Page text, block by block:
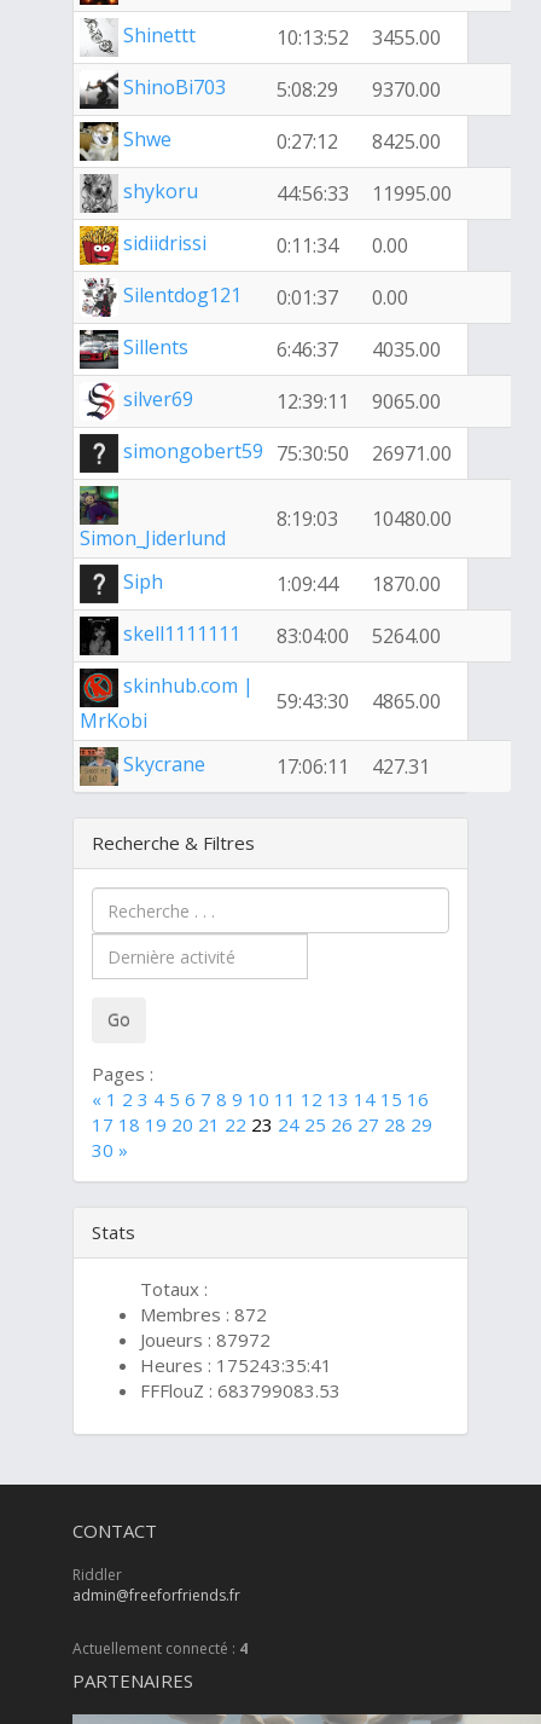
Shinettt
10:13:52
3455.00
ShinoBi703
5:08:29
9370.00
Shwe
0:27:12
8425.00
shykoru
44:56:33
11995.00
sidiidrissi
0:11:34
0.00
Silentdog121
0:01:37
0.00
Sillents
6:46:37
4035.00
silver69
12:39:11
9065.00
simongobert59 75:30:50 26971.00
Simon_Jiderlund
8:19:03 10480.00
Siph 1:09:44
1870.00
skell1111111
83:04:00
5264.00
skinhub.com |
MrKobi
59:43:30 4865.00
Skycrane 17:06:11 427.31
Recherche & Filtres
Pages :
« 1 2 3 4 5 6 7 8 9 10 11 12 13 14 15 16
17 18 19 20 21 22 23 24 25 26 27 28 29
30 »
Stats
Totaux :
Membres : 872
Joueurs : 87972
Heures : 175243:35:41
FFFlouZ : 683799083.53
CONTACT
Riddler
admin@freeforfriends.fr
Actuellement connecté : 4
PARTENAIRES